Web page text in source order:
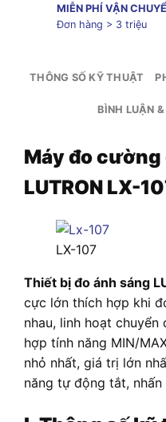
MIỄN PHÍ VẬN
Đơn hàng > 3 triệu
THÔNG SỐ KỸ THUẬT
BÌNH LUẬN
Máy đo cường
LUTRON LX-
LX-107
Thiết bị đo ánh sáng
cực lớn thích hợp khi
nhau, linh hoạt
hợp tính năng MIN/
nhỏ nhất, giá trị lớn
năng tự động tắt,